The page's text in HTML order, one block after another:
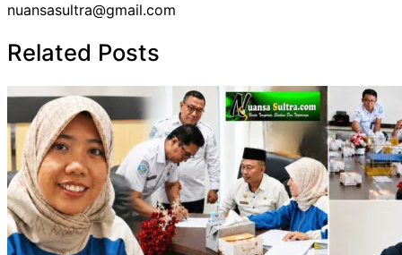
nuansasultra@gmail.com
Related Posts